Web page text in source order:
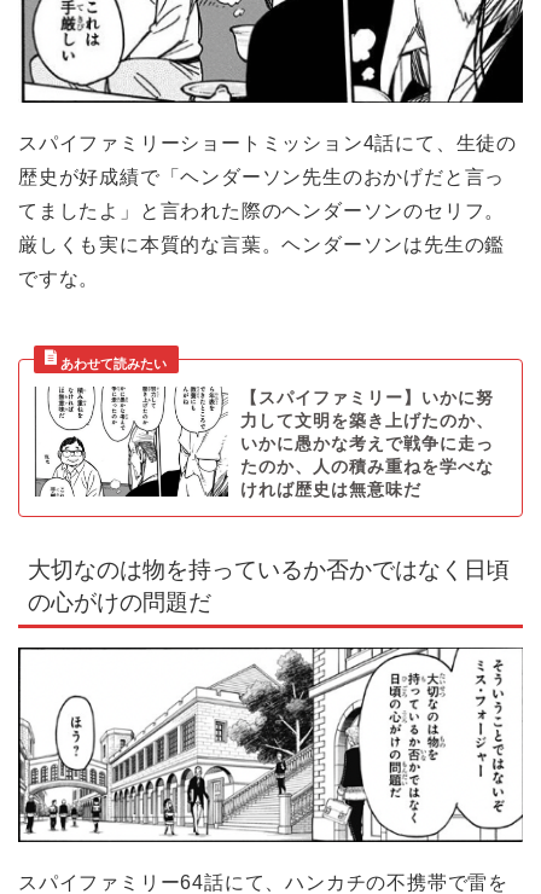
スパイファミリーショートミッション4話にて、生徒の
歴史が好成績で「ヘンダーソン先生のおかげだと言っ
てましたよ」と言われた際のヘンダーソンのセリフ。
厳しくも実に本質的な言葉。ヘンダーソンは先生の鑑
ですな。
【スパイファミリー】いかに努
力して文明を築き上げたのか、
いかに愚かな考えで戦争に走っ
たのか、人の積み重ねを学べな
ければ歴史は無意味だ
大切なのは物を持っているか否かではなく日頃
の心がけの問題だ
スパイファミリー64話にて、ハンカチの不携帯で雷を